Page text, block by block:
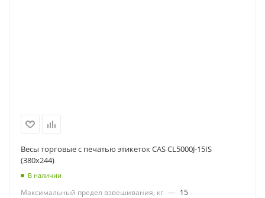
Весы торговые с печатью этикеток CAS CL5000J-15IS
(380х244)
В наличии
Максимальный предел взвешивания, кг — 15